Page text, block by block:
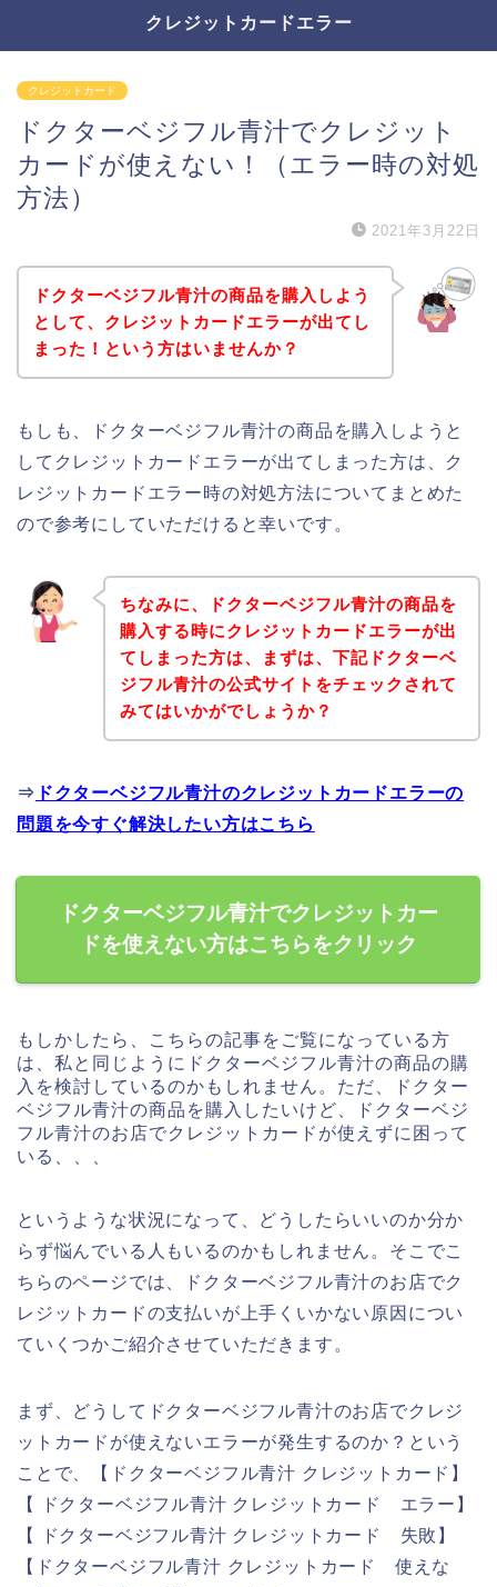
クレジットカードエラー
クレジットカード
ドクターベジフル青汁でクレジット
カードが使えない！（エラー時の対処
方法）
2021年3月22日
ドクターベジフル青汁の商品を購入しよう
として、クレジットカードエラーが出てし
まった！という方はいませんか？
もしも、ドクターベジフル青汁の商品を購入しようと
してクレジットカードエラーが出てしまった方は、ク
レジットカードエラー時の対処方法についてまとめた
ので参考にしていただけると幸いです。
ちなみに、ドクターベジフル青汁の商品を
購入する時にクレジットカードエラーが出
てしまった方は、まずは、下記ドクターベ
ジフル青汁の公式サイトをチェックされて
みてはいかがでしょうか？
⇒ ドクターベジフル青汁のクレジットカードエラーの
問題を今すぐ解決したい方はこちら
ドクターベジフル青汁でクレジットカー
ドを使えない方はこちらをクリック
もしかしたら、こちらの記事をご覧になっている方
は、私と同じようにドクターベジフル青汁の商品の購
入を検討しているのかもしれません。ただ、ドクター
ベジフル青汁の商品を購入したいけど、ドクターベジ
フル青汁のお店でクレジットカードが使えずに困って
いる、、、
というような状況になって、どうしたらいいのか分か
らず悩んでいる人もいるのかもしれません。そこでこ
ちらのページでは、ドクターベジフル青汁のお店でク
レジットカードの支払いが上手くいかない原因につい
ていくつかご紹介させていただきます。
まず、どうしてドクターベジフル青汁のお店でクレジ
ットカードが使えないエラーが発生するのか？という
ことで、【ドクターベジフル青汁 クレジットカード】
【 ドクターベジフル青汁 クレジットカード エラー】
【 ドクターベジフル青汁 クレジットカード 失敗】
【ドクターベジフル青汁 クレジットカード 使えな